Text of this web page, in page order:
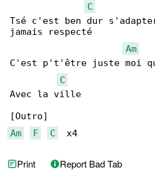
C
Tsé c'est ben dur
jamais respecté
Am
C'est p't'être juste moi
C
Avec la ville
Am
F C
  x4
Print Report Bad Tab